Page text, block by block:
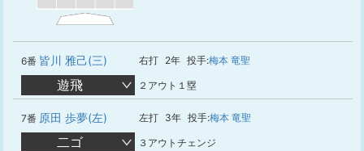
6番 皆川 雅己(三) 右打 2年 投手:梅本 竜聖
遊飛 ２アウト１塁
7番 原田 歩夢(左) 左打 3年 投手:梅本 竜聖
二ゴ ３アウトチェンジ